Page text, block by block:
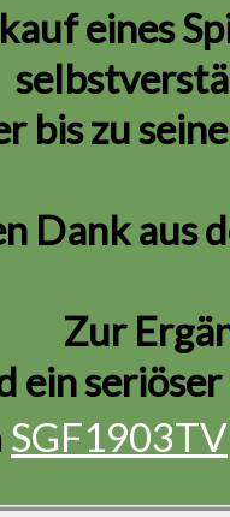
eines
bis zu
Dank aus
Zur
ein
SGF1903TV